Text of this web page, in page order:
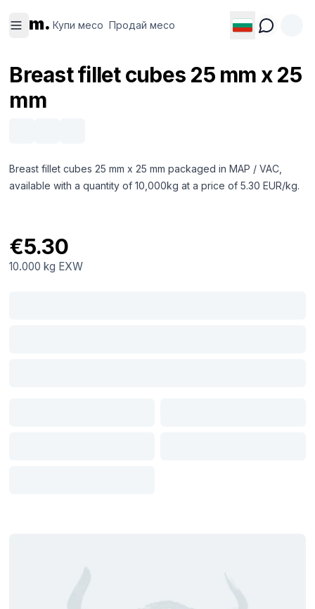
m. Купи месо Продай месо
месо
месо
Breast fillet cubes 25 mm x 25
mm
Breast fillet cubes 25 mm x 25 mm packaged in MAP / VAC,
available with a quantity of 10,000kg at a price of 5.30 EUR/kg.
€5.30
10.000 kg EXW